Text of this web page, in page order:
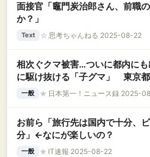
面接官「竈門炭治郎さん、前職
か？」
Text ☆ 思考ちゃんねる 2025-08-22
相次ぐクマ被害…ついに都内に
に駆け抜ける「子グマ」 東京
件
一般 ★ 日本第一！ニュース録 2025-
お前ら「旅行先は国内で十分、
分」←なにが楽しいの？
一般 ★ IT速報 2025-08-22